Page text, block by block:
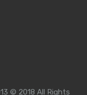
© 2018 All Rights